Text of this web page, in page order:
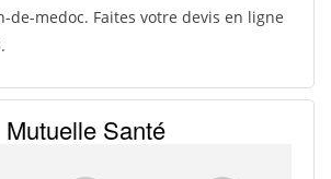
de-medoc. Faites votre devis en ligne